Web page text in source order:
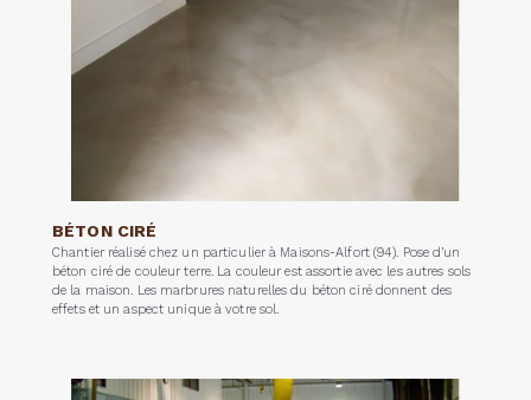
BÉTON CIRÉ
Chantier réalisé chez un particulier à Maisons-Alfort (94). Pose d’un
béton ciré de couleur terre. La couleur est assortie avec les autres sols
de la maison. Les marbrures naturelles du béton ciré donnent des
effets et un aspect unique à votre sol.